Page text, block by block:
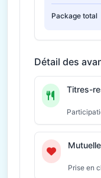
Package total
Détail des
Titres-
Prise en